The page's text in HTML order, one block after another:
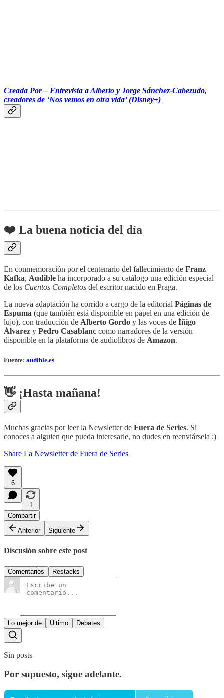
Creada Por – Entrevista a Alberto y Jorge Sánchez-Cabezudo,
creadores de ‘Nos vemos en otra vida’ (Disney+)
❤️ La buena noticia del día
En conmemoración por el centenario del fallecimiento de Franz
Kafka, Audible ha incorporado a su catálogo una edición especial
de los Cuentos Completos del escritor nacido en Praga.
La nueva adaptación ha corrido a cargo de la editorial Páginas de
Espuma (que también está disponible en papel en una edición de
lujo), con traducción de Alberto Gordo y las voces de Íñigo
Álvarez y Pedro Casablanc como narradores de la versión
disponible en la plataforma de audiolibros de Amazon.
Fuente: audible.es
👋 ¡Hasta mañana!
Muchas gracias por leer la Newsletter de Fuera de Series. Si
conoces a alguien que pueda interesarle, no dudes en reenviársela :)
Share La Newsletter de Fuera de Series
6
1
Compartir
Anterior
Siguiente
Discusión sobre este post
Comentarios Restacks
Lo mejor de Último Debates
Sin posts
Por supuesto, sigue adelante.